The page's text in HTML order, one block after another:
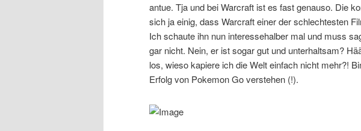
antue. Tja und bei Warcraft ist es fast genauso. Die
sich ja einig, dass Warcraft einer der schlechtesten
Ich schaute ihn nun interessehalber mal und muss
gar nicht. Nein, er ist sogar gut und unterhaltsam?
los, wieso kapiere ich die Welt einfach nicht mehr?!
Erfolg von Pokemon Go verstehen (!).